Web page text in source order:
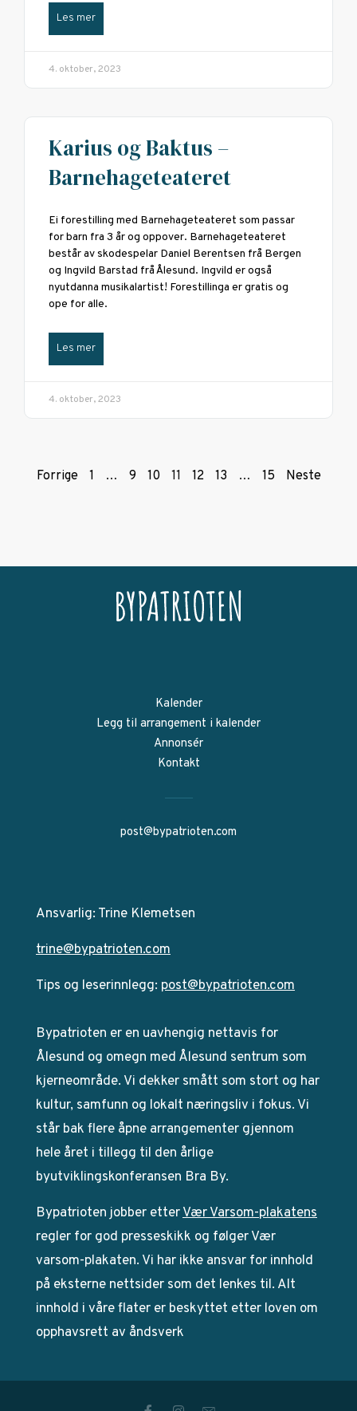
Les mer
4. oktober, 2023
Karius og Baktus –
Barnehageteateret
Ei forestilling med Barnehageteateret som passar
for barn fra 3 år og oppover. Barnehageteateret
består av skodespelar Daniel Berentsen frå Bergen
og Ingvild Barstad frå Ålesund. Ingvild er også
nyutdanna musikalartist! Forestillinga er gratis og
ope for alle.
Les mer
4. oktober, 2023
Forrige 1 … 9 10 11 12 13 … 15 Neste
Kalender
Legg til arrangement i kalender
Annonsér
Kontakt
post@bypatrioten.com
Ansvarlig: Trine Klemetsen
trine@bypatrioten.com
Tips og leserinnlegg: post@bypatrioten.com
Bypatrioten er en uavhengig nettavis for
Ålesund og omegn med Ålesund sentrum som
kjerneområde. Vi dekker smått som stort og har
kultur, samfunn og lokalt næringsliv i fokus. Vi
står bak flere åpne arrangementer gjennom
hele året i tillegg til den årlige
byutviklingskonferansen Bra By.
Bypatrioten jobber etterVær Varsom-plakatens
regler for god presseskikk og følger Vær
varsom-plakaten. Vi har ikke ansvar for innhold
på eksterne nettsider som det lenkes til. Alt
innhold i våre flater er beskyttet etter loven om
opphavsrett av åndsverk